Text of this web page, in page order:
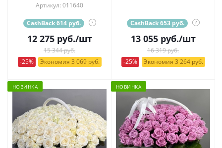
Артикул: 011640
CashBack 614 руб. ?
12 275руб./шт
15 344 руб.
-25%
Экономия 3 069 руб.
CashBack 653 руб. ?
13 055руб./шт
16 319 руб.
-25%
Экономия 3 264 руб.
НОВИНКА НОВИНКА